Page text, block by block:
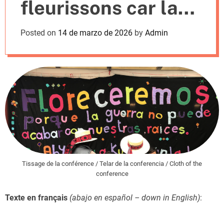
m
e
fleurissons car la
guerre ne peut
détruire nos
racines (FR – ESP –
ING)
Posted on 14 de marzo de 2026 by Admin
Tissage de la conférence / Telar de la conferencia / Cloth of the
conference
Texte en français (abajo en español – down in English):